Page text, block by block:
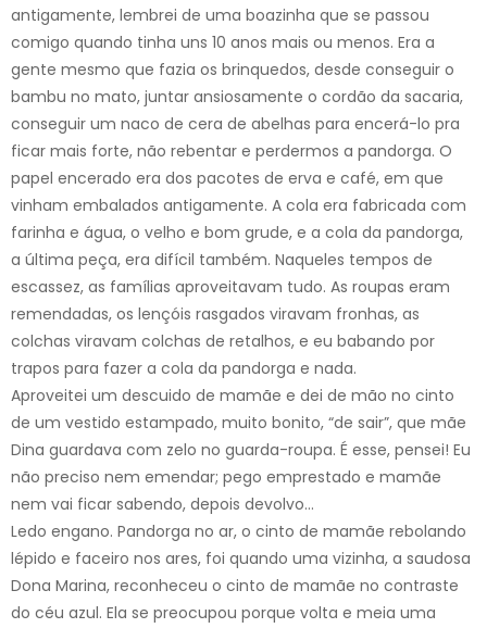
antigamente, lembrei de uma boazinha que se passou
comigo quando tinha uns 10 anos mais ou menos. Era a
gente mesmo que fazia os brinquedos, desde conseguir o
bambu no mato, juntar ansiosamente o cordão da sacaria,
conseguir um naco de cera de abelhas para encerá-lo pra
ficar mais forte, não rebentar e perdermos a pandorga. O
papel encerado era dos pacotes de erva e café, em que
vinham embalados antigamente. A cola era fabricada com
farinha e água, o velho e bom grude, e a cola da pandorga,
a última peça, era difícil também. Naqueles tempos de
escassez, as famílias aproveitavam tudo. As roupas eram
remendadas, os lençóis rasgados viravam fronhas, as
colchas viravam colchas de retalhos, e eu babando por
trapos para fazer a cola da pandorga e nada.
Aproveitei um descuido de mamãe e dei de mão no cinto
de um vestido estampado, muito bonito, “de sair”, que mãe
Dina guardava com zelo no guarda-roupa. É esse, pensei! Eu
não preciso nem emendar; pego emprestado e mamãe
nem vai ficar sabendo, depois devolvo…
Ledo engano. Pandorga no ar, o cinto de mamãe rebolando
lépido e faceiro nos ares, foi quando uma vizinha, a saudosa
Dona Marina, reconheceu o cinto de mamãe no contraste
do céu azul. Ela se preocupou porque volta e meia uma